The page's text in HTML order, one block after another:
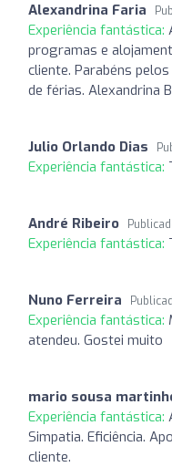
Alexandrina Faria
Experiência fantástica:
programas e
cliente. Parabéns
de férias. Alexandrina
Julio Orlando Dias
Experiência fantástica:
André Ribeiro
Experiência fantástica:
Nuno Ferreira
Experiência fantástica:
atendeu. Gostei muito
mario sousa
Experiência fantástica:
Simpatia. Eficiência.
cliente.